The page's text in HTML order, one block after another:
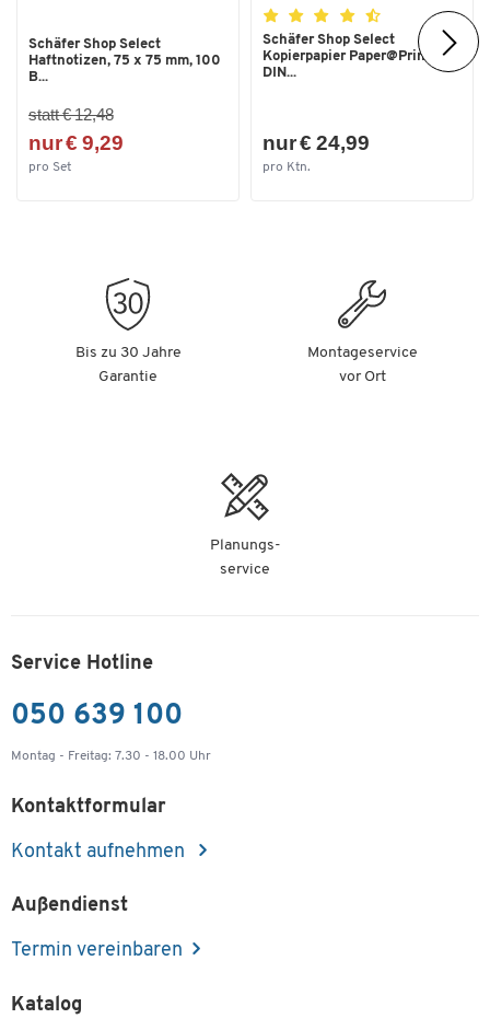
Schäfer Shop Select
Haftnotizen, 75 x 75 mm, 100
B...
statt € 12,48
nur € 9,29
pro Set
Schäfer Shop Select
Kopierpapier Paper@Print,
DIN...
nur € 24,99
pro Ktn.
Bis zu 30 Jahre
Garantie
Montageservice
vor Ort
Planungs-
service
Service Hotline
050 639 100
Montag - Freitag: 7.30 - 18.00 Uhr
Kontaktformular
Kontakt aufnehmen
Außendienst
Termin vereinbaren
Katalog